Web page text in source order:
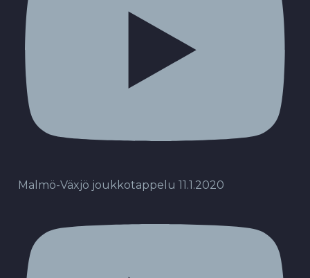
Malmö-Växjö joukkotappelu 11.1.2020